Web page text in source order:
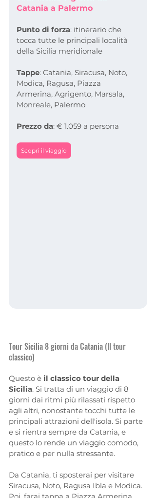
Catania a Palermo
Punto di forza: itinerario che
tocca tutte le principali località
della Sicilia meridionale
Tappe: Catania, Siracusa, Noto,
Modica, Ragusa, Piazza
Armerina, Agrigento, Marsala,
Monreale, Palermo
Prezzo da: € 1.059 a persona
Scopri il viaggio
Tour Sicilia 8 giorni da Catania (Il tour
classico)
Questo è il classico tour della
Sicilia. Si tratta di un viaggio di 8
giorni dai ritmi più rilassati rispetto
agli altri, nonostante tocchi tutte le
principali attrazioni dell'isola. Si parte
e si rientra sempre da Catania, e
questo lo rende un viaggio comodo,
pratico e per nulla stressante.
Da Catania, ti sposterai per visitare
Siracusa, Noto, Ragusa Ibla e Modica.
Poi, farai tappa a Piazza Armerina